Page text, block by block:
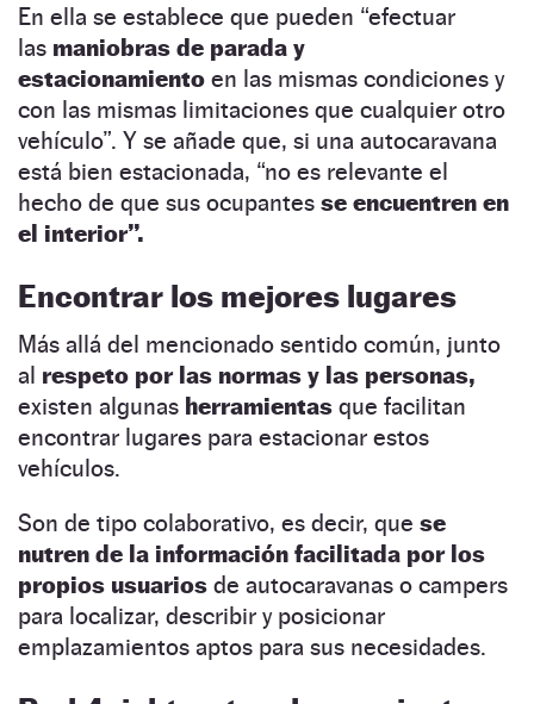
En ella se establece que pueden “efectuar
las maniobras de parada y
estacionamiento en las mismas condiciones y
con las mismas limitaciones que cualquier otro
vehículo”. Y se añade que, si una autocaravana
está bien estacionada, “no es relevante el
hecho de que sus ocupantes se encuentren en
el interior”.
Encontrar los mejores lugares
Más allá del mencionado sentido común, junto
al respeto por las normas y las personas,
existen algunas herramientas que facilitan
encontrar lugares para estacionar estos
vehículos.
Son de tipo colaborativo, es decir, que se
nutren de la información facilitada por los
propios usuarios de autocaravanas o campers
para localizar, describir y posicionar
emplazamientos aptos para sus necesidades.